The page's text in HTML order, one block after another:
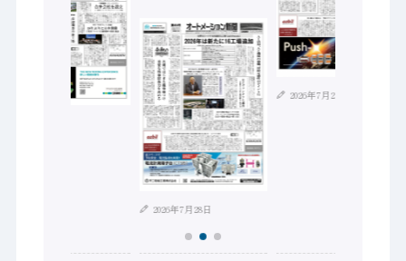
2026年7月28日
2026年7月21日